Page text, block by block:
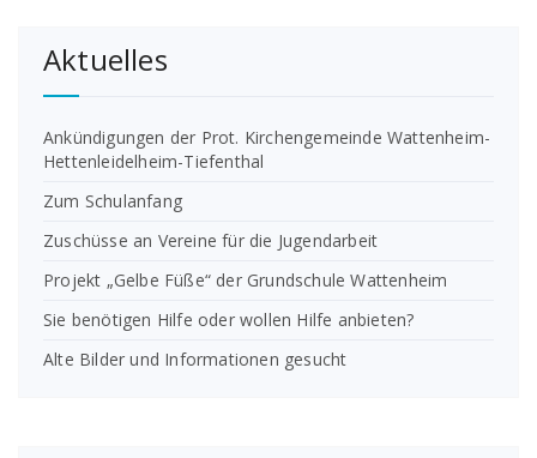
Aktuelles
Ankündigungen der Prot. Kirchengemeinde Wattenheim-
Hettenleidelheim-Tiefenthal
Zum Schulanfang
Zuschüsse an Vereine für die Jugendarbeit
Projekt „Gelbe Füße“ der Grundschule Wattenheim
Sie benötigen Hilfe oder wollen Hilfe anbieten?
Alte Bilder und Informationen gesucht